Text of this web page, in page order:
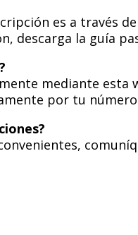
es a través
descarga la guía
mediante
por tu